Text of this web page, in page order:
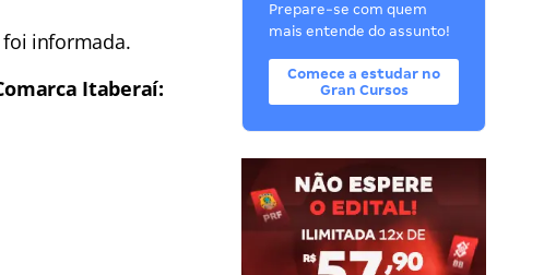
foi informada.
Itaberaí:
Prepare-se com quem
mais entende do assunto!
Comece a estudar no
Gran Cursos